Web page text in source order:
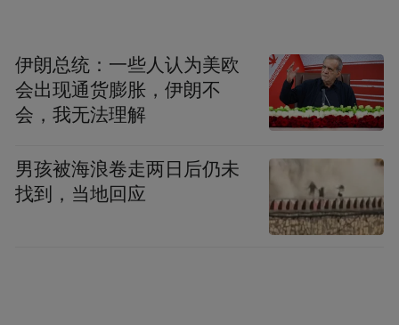
标，国际分类涉及教育娱乐、食品、社会服
务等，目前多数商标已注册成功。
伊朗总统：一些人认为美欧
会出现通货膨胀，伊朗不
会，我无法理解
男孩被海浪卷走两日后仍未
找到，当地回应